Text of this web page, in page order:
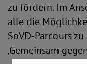
zu fördern. Im
alle die
SoVD-Parcours
‚Gemeinsam